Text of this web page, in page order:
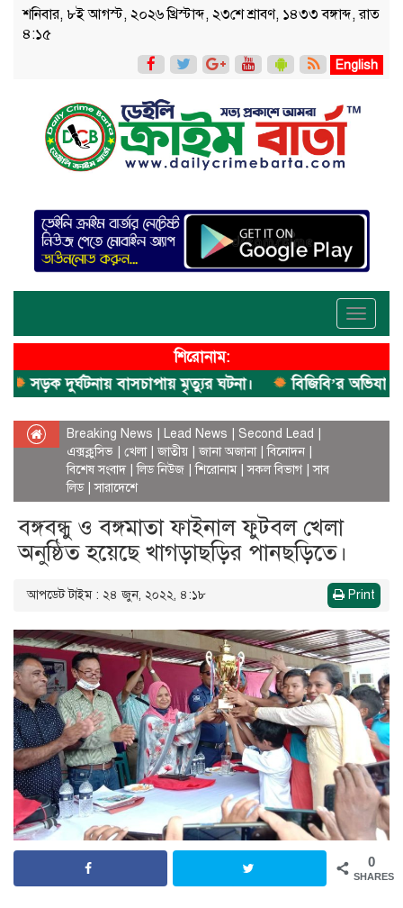
শনিবার, ৮ই আগস্ট, ২০২৬ খ্রিস্টাব্দ, ২৩শে শ্রাবণ, ১৪৩৩ বঙ্গাব্দ, রাত
৪:১৫
English
Toggle
শিরোনাম:
দুর্ঘটনায় বাসচাপায় মৃত্যুর ঘটনা।
বিজিবি’র অভিযানে
Breaking News Lead News Second Lead
এক্সক্লুসিভ
খেলা|জাতীয় |জানা অজানা|বিনোদন
বিশেষ সংবাদ|লিড নিউজ |শিরোনাম|সকল বিভাগ|সাব
লিড|সারাদেশে
বঙ্গবন্ধু ও বঙ্গমাতা ফাইনাল ফুটবল খেলা
অনুষ্ঠিত হয়েছে খাগড়াছড়ির পানছড়িতে।
আপডেট টাইম : ২৪ জুন, ২০২২, ৪:১৮ Print
0
SHARES